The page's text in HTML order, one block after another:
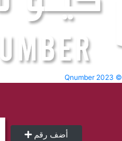
Qnumber 2023 ©
أضف رقم